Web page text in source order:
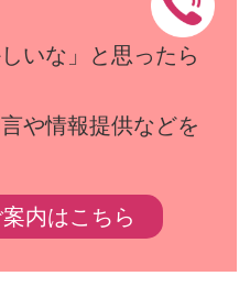
いな」と思ったら
や情報提供などを
内はこちら